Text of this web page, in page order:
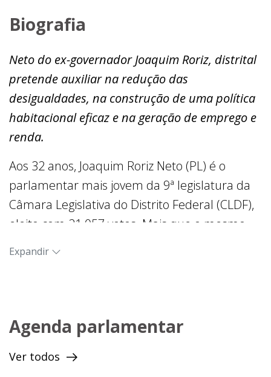
Biografia
Neto do ex-governador Joaquim Roriz, distrital
pretende auxiliar na redução das
desigualdades, na construção de uma política
habitacional eficaz e na geração de emprego e
renda.
Aos 32 anos, Joaquim Roriz Neto (PL) é o
parlamentar mais jovem da 9ª legislatura da
Câmara Legislativa do Distrito Federal (CLDF),
eleito com 21.057 votos. Mais que o mesmo
avô Joaquim Roriz, com propostas voltadas
exgovernador.
Formado em ciências políticas pela
Expandir
Agenda parlamentar
Ver todos